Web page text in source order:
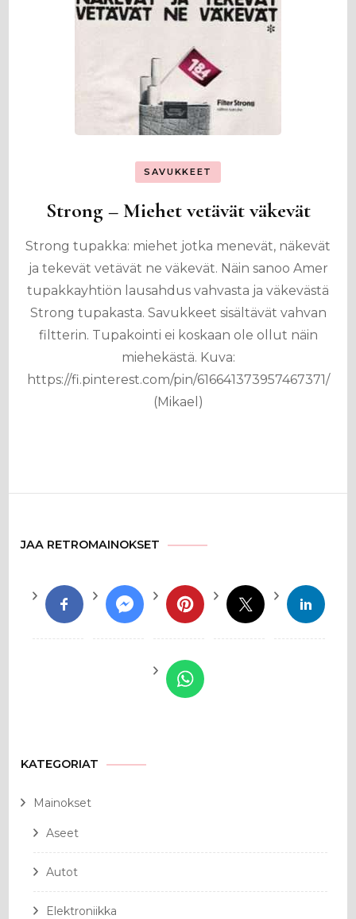
SAVUKKEET
Strong – Miehet vetävät väkevät
Strong tupakka: miehet jotka menevät, näkevät
ja tekevät vetävät ne väkevät. Näin sanoo Amer
tupakkayhtiön lausahdus vahvasta ja väkevästä
Strong tupakasta. Savukkeet sisältävät vahvan
filtterin. Tupakointi ei koskaan ole ollut näin
miehekästä. Kuva:
https://fi.pinterest.com/pin/616641373957467371/
(Mikael)
JAA RETROMAINOKSET
KATEGORIAT
Mainokset
Aseet
Autot
Elektroniikka